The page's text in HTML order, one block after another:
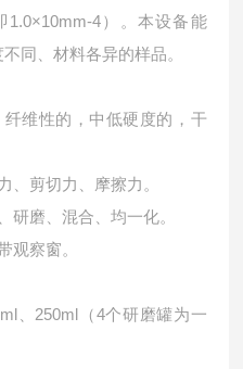
4）。本设备能
同、材料各异的样品。
维性的，中低硬度的，干
、剪切力、摩擦力。
研磨、混合、均一化。
观察窗。
、250ml（4个研磨罐为一